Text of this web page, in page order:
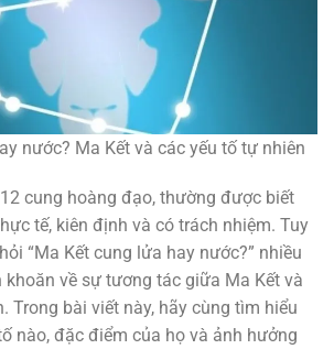
nước? Ma Kết và các yếu tố tự nhiên
cung hoàng đạo, thường được biết
tế, kiên định và có trách nhiệm. Tuy
“Ma Kết cung lửa hay nước?” nhiều
khoăn về sự tương tác giữa Ma Kết và
Trong bài viết này, hãy cùng tìm hiểu
nào, đặc điểm của họ và ảnh hưởng